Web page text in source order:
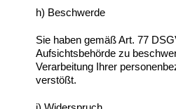
h) Beschwerde
Sie haben gemäß Art. 77
Aufsichtsbehörde zu
Verarbeitung Ihrer
verstößt.